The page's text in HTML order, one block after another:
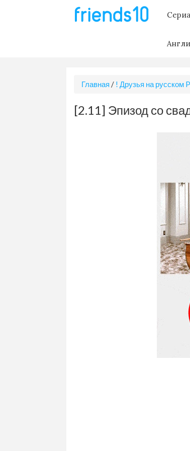
Главная / ! Друзья на русском
[2.11] Эпизод со